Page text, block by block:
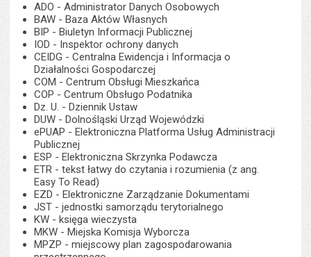
ADO - Administrator Danych Osobowych
BAW - Baza Aktów Własnych
BIP - Biuletyn Informacji Publicznej
IOD - Inspektor ochrony danych
CEIDG - Centralna Ewidencja i Informacja o
Działalności Gospodarczej
COM - Centrum Obsługi Mieszkańca
COP - Centrum Obsługo Podatnika
Dz. U. - Dziennik Ustaw
DUW - Dolnośląski Urząd Wojewódzki
ePUAP - Elektroniczna Platforma Usług Administracji
Publicznej
ESP - Elektroniczna Skrzynka Podawcza
ETR - tekst łatwy do czytania i rozumienia (z ang.
Easy To Read)
EZD - Elektroniczne Zarządzanie Dokumentami
JST - jednostki samorządu terytorialnego
KW - księga wieczysta
MKW - Miejska Komisja Wyborcza
MPZP - miejscowy plan zagospodarowania